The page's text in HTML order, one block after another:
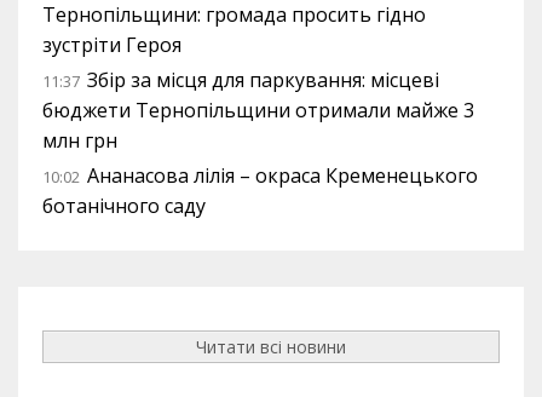
Тернопільщини: громада просить гідно
зустріти Героя
11:37 Збір за місця для паркування: місцеві
бюджети Тернопільщини отримали майже 3
млн грн
10:02 Ананасова лілія – окраса Кременецького
ботанічного саду
Читати всі новини